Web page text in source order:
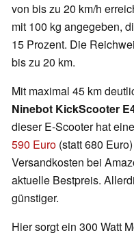
von bis zu 20 km/h
mit 100 kg angegeben,
15 Prozent. Die
bis zu 20 km.
Mit maximal 45 km
Ninebot KickScooter
dieser E-Scooter hat
590 Euro (statt 680
Versandkosten bei
aktuelle Bestpreis.
günstiger.
Hier sorgt ein 300 Watt